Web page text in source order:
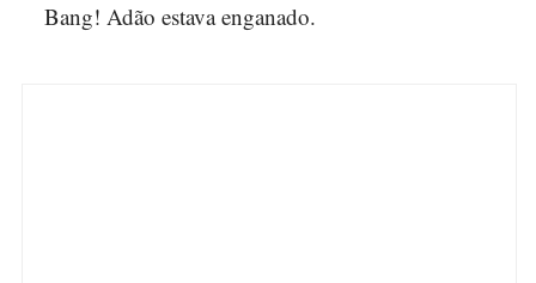
Bang! Adão estava enganado.